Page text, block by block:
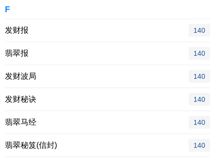
F
发财报 140
翡翠报 140
发财波局 140
发财秘诀 140
翡翠马经 140
翡翠秘笈(信封) 140